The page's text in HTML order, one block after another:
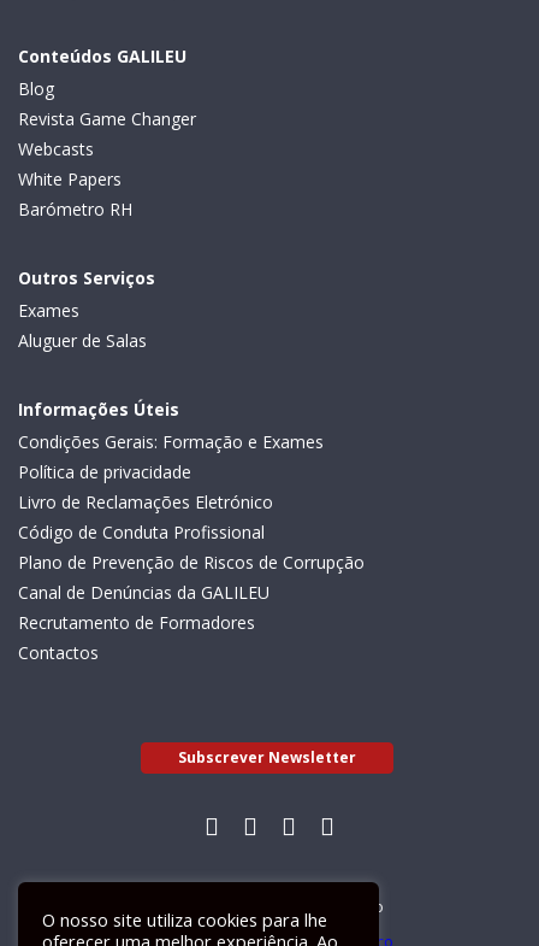
Conteúdos GALILEU
Blog
Revista Game Changer
Webcasts
White Papers
Barómetro RH
Outros Serviços
Exames
Aluguer de Salas
Informações Úteis
Condições Gerais: Formação e Exames
Política de privacidade
Livro de Reclamações Eletrónico
Código de Conduta Profissional
Plano de Prevenção de Riscos de Corrupção
Canal de Denúncias da GALILEU
Recrutamento de Formadores
Contactos
Subscrever Newsletter
Livro de Reclamações Electrónico
O nosso site utiliza cookies para lhe
oferecer uma melhor experiência. Ao